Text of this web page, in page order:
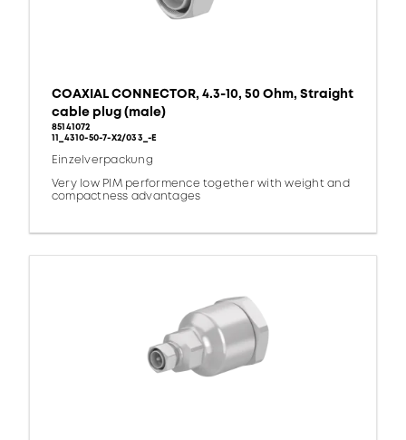
COAXIAL CONNECTOR, 4.3-10, 50 Ohm, Straight
cable plug (male)
85141072
11_4310-50-7-X2/033_-E
Einzelverpackung
Very low PIM performence together with weight and
compactness advantages